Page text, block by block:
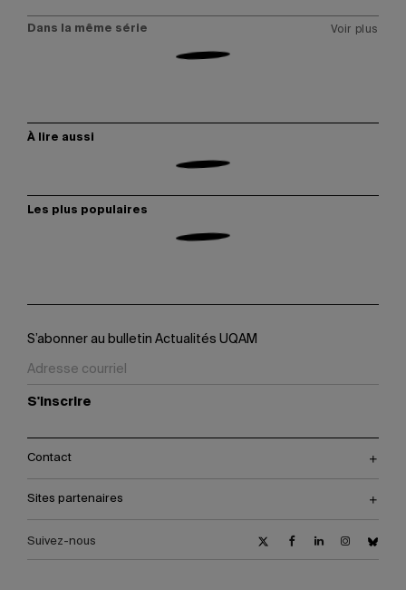
Dans la même série Voir plus
À lire aussi
Les plus populaires
S’abonner au bulletin Actualités UQAM
S'inscrire
Contact
Sites partenaires
Suivez-nous